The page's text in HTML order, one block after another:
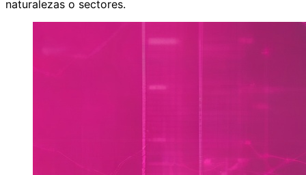
naturalezas o sectores.